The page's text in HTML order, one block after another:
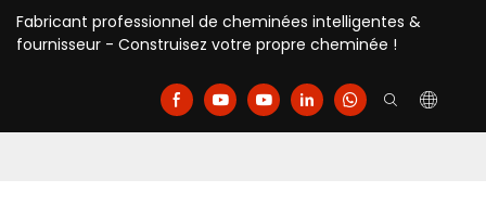
Fabricant professionnel de cheminées intelligentes &
fournisseur - Construisez votre propre cheminée !